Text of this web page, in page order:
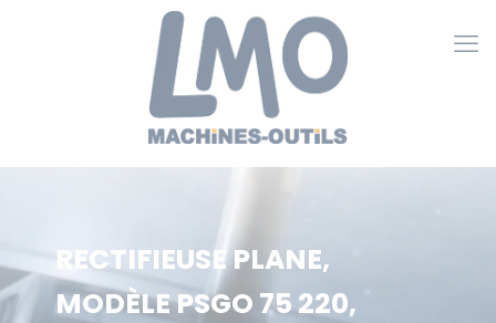
RECTIFIEUSE PLANE,
MODÈLE PSGO 75 220,
Cookies management panel